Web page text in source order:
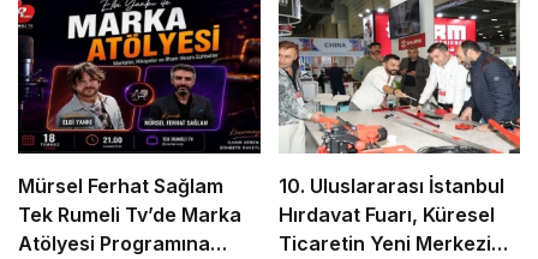
Mürsel Ferhat Sağlam
Tek Rumeli Tv’de Marka
Atölyesi Programına
10. Uluslararası İstanbul
Hırdavat Fuarı, Küresel
Ticaretin Yeni Merkezi